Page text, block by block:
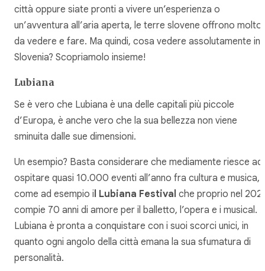
città oppure siate pronti a vivere un’esperienza o
un’avventura all’aria aperta, le terre slovene offrono molto
da vedere e fare. Ma quindi, cosa vedere assolutamente in
Slovenia? Scopriamolo insieme!
Lubiana
Se è vero che Lubiana è una delle capitali più piccole
d’Europa, è anche vero che la sua bellezza non viene
sminuita dalle sue dimensioni.
Un esempio? Basta considerare che mediamente riesce ad
ospitare quasi 10.000 eventi all’anno fra cultura e musica,
come ad esempio i l Lubiana Festival che proprio nel
compie 70 anni di amore per il balletto, l’opera e i musical.
Lubiana è pronta a conquistare con i suoi scorci unici, in
quanto ogni angolo della città emana la sua sfumatura di
personalità.